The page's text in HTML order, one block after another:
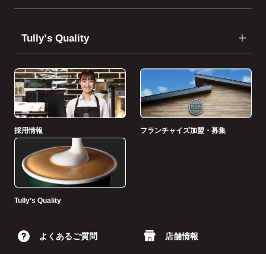
Tullyʼs Quality
採用情報 フランチャイズ加盟・募集
Tullyʼs Quality
よくあるご質問 店舗情報